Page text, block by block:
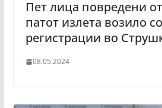
Пет лица повредени
патот излета возило
регистрации во
08.05.2024